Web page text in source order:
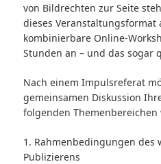
von Bildrechten zur Seite
dieses
kombinierbare Online-
Stunden an – und das sogar
Nach einem Impulsreferat
gemeinsamen Diskussion
folgenden Themenbereichen
1. Rahmenbedingungen des
Publizierens